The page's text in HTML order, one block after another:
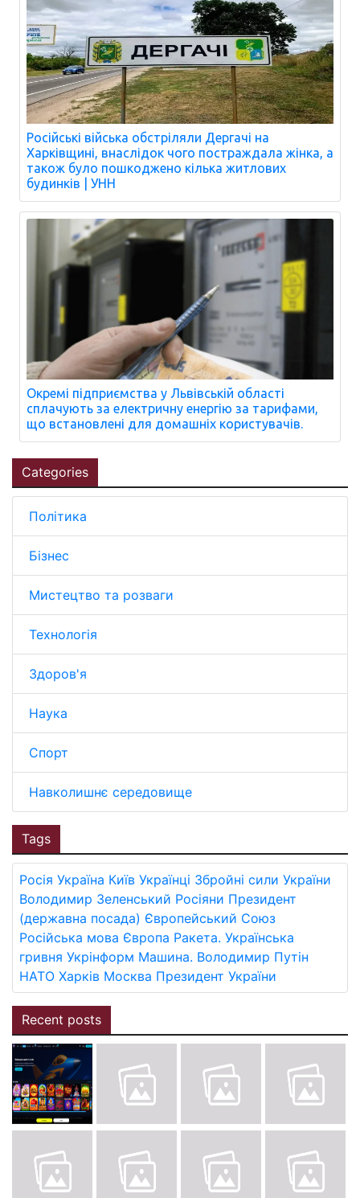
Російські війська обстріляли Дергачі на
Харківщині, внаслідок чого постраждала жінка, а
також було пошкоджено кілька житлових
будинків | УНН
Окремі підприємства у Львівській області
сплачують за електричну енергію за тарифами,
що встановлені для домашніх користувачів.
Categories
Політика
Бізнес
Мистецтво та розваги
Технологія
Здоров'я
Наука
Спорт
Навколишнє середовище
Tags
Росія Україна Київ Українці Збройні сили України
Володимир Зеленський Росіяни Президент
(державна посада) Європейський Союз
Російська мова Європа Ракета. Українська
гривня Укрінформ Машина. Володимир Путін
НАТО Харків Москва Президент України
Recent posts